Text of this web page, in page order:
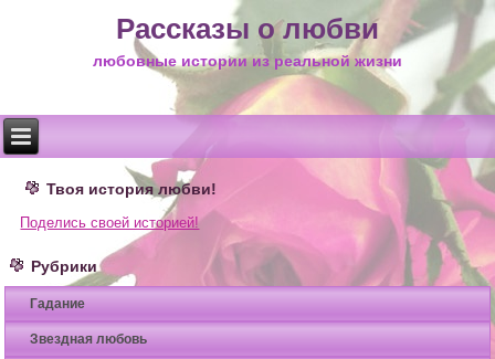
Рассказы о любви
любовные истории из реальной жизни
Твоя история любви!
Поделись своей историей!
Рубрики
Гадание
Звездная любовь